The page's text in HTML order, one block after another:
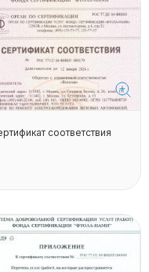
соответствия